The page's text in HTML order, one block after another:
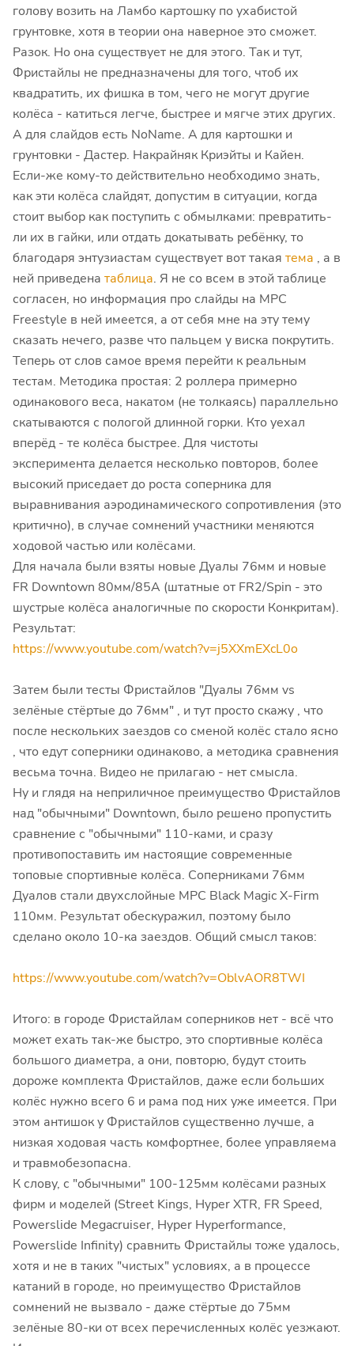
голову возить на Ламбо картошку по ухабистой
грунтовке, хотя в теории она наверное это сможет.
Разок. Но она существует не для этого. Так и тут,
Фристайлы не предназначены для того, чтоб их
квадратить, их фишка в том, чего не могут другие
колёса - катиться легче, быстрее и мягче этих других.
А для слайдов есть NoName. А для картошки и
грунтовки - Дастер. Накрайняк Криэйты и Кайен.
Если-же кому-то действительно необходимо знать,
как эти колёса слайдят, допустим в ситуации, когда
стоит выбор как поступить с обмылками: превратить-
ли их в гайки, или отдать докатывать ребёнку, то
благодаря энтузиастам существует вот такая тема , а в
ней приведена таблица. Я не со всем в этой таблице
согласен, но информация про слайды на MPC
Freestyle в ней имеется, а от себя мне на эту тему
сказать нечего, разве что пальцем у виска покрутить.
Теперь от слов самое время перейти к реальным
тестам. Методика простая: 2 роллера примерно
одинакового веса, накатом (не толкаясь) параллельно
скатываются с пологой длинной горки. Кто уехал
вперёд - те колёса быстрее. Для чистоты
эксперимента делается несколько повторов, более
высокий приседает до роста соперника для
выравнивания аэродинамического сопротивления (это
критично), в случае сомнений участники меняются
ходовой частью или колёсами.
Для начала были взяты новые Дуалы 76мм и новые
FR Downtown 80мм/85А (штатные от FR2/Spin - это
шустрые колёса аналогичные по скорости Конкритам).
Результат:
https://www.youtube.com/watch?v=j5XXmEXcL0o
Затем были тесты Фристайлов "Дуалы 76мм vs
зелёные стёртые до 76мм" , и тут просто скажу , что
после нескольких заездов со сменой колёс стало ясно
, что едут соперники одинаково, а методика сравнения
весьма точна. Видео не прилагаю - нет смысла.
Ну и глядя на неприличное преимущество Фристайлов
над "обычными" Downtown, было решено пропустить
сравнение с "обычными" 110-ками, и сразу
противопоставить им настоящие современные
топовые спортивные колёса. Соперниками 76мм
Дуалов стали двухслойные MPC Black Magic X-Firm
110мм. Результат обескуражил, поэтому было
сделано около 10-ка заездов. Общий смысл таков:
https://www.youtube.com/watch?v=OblvAOR8TWI
Итого: в городе Фристайлам соперников нет - всё что
может ехать так-же быстро, это спортивные колёса
большого диаметра, а они, повторю, будут стоить
дороже комплекта Фристайлов, даже если больших
колёс нужно всего 6 и рама под них уже имеется. При
этом антишок у Фристайлов существенно лучше, а
низкая ходовая часть комфортнее, более управляема
и травмобезопасна.
К слову, с "обычными" 100-125мм колёсами разных
фирм и моделей (Street Kings, Hyper XTR, FR Speed,
Powerslide Megacruiser, Hyper Hyperformance,
Powerslide Infinity) сравнить Фристайлы тоже удалось,
хотя и не в таких "чистых" условиях, а в процессе
катаний в городе, но преимущество Фристайлов
сомнений не вызвало - даже стёртые до 75мм
зелёные 80-ки от всех перечисленных колёс уезжают.